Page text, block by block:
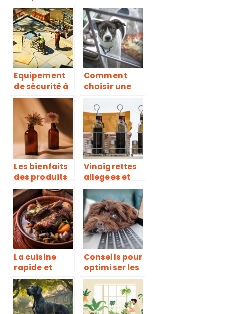
crise.
perchoir
poule
Equipement
de sécurité à
mettre sur le
lieu de travail
: les
essentiels à
savoir
Comment
choisir une
votre animal
?
Les bienfaits
des produits
bio, naturels
et
ecologiques
pour notre
sante
Vinaigrettes
allegees et
sans huile :
l’alternative
sante pour
vos salades
La cuisine
rapide et
délicieuse au
quotidien
avec le
Thermomix
Conseils pour
optimiser les
depenses de
sante pour
votre animal
de